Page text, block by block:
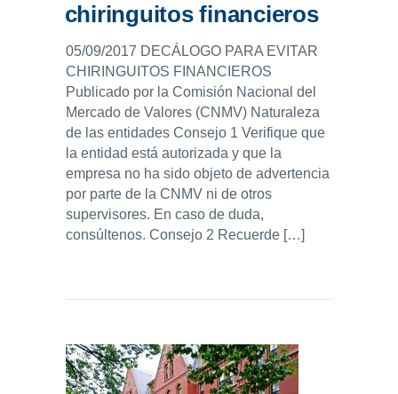
chiringuitos financieros
05/09/2017 DECÁLOGO PARA EVITAR
CHIRINGUITOS FINANCIEROS
Publicado por la Comisión Nacional del
Mercado de Valores (CNMV) Naturaleza
de las entidades Consejo 1 Verifique que
la entidad está autorizada y que la
empresa no ha sido objeto de advertencia
por parte de la CNMV ni de otros
supervisores. En caso de duda,
consúltenos. Consejo 2 Recuerde […]